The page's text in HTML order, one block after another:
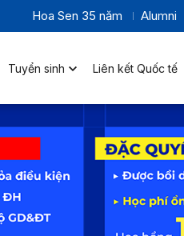
Hoa Sen 35 năm Alumni
Tuyển sinh Liên kết Quốc tế